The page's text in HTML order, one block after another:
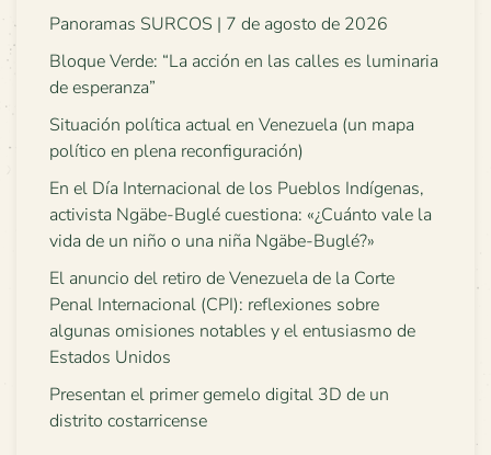
Panoramas SURCOS | 7 de agosto de 2026
Bloque Verde: “La acción en las calles es luminaria
de esperanza”
Situación política actual en Venezuela (un mapa
político en plena reconfiguración)
En el Día Internacional de los Pueblos Indígenas,
activista Ngäbe-Buglé cuestiona: «¿Cuánto vale la
vida de un niño o una niña Ngäbe-Buglé?»
El anuncio del retiro de Venezuela de la Corte
Penal Internacional (CPI): reflexiones sobre
algunas omisiones notables y el entusiasmo de
Estados Unidos
Presentan el primer gemelo digital 3D de un
distrito costarricense